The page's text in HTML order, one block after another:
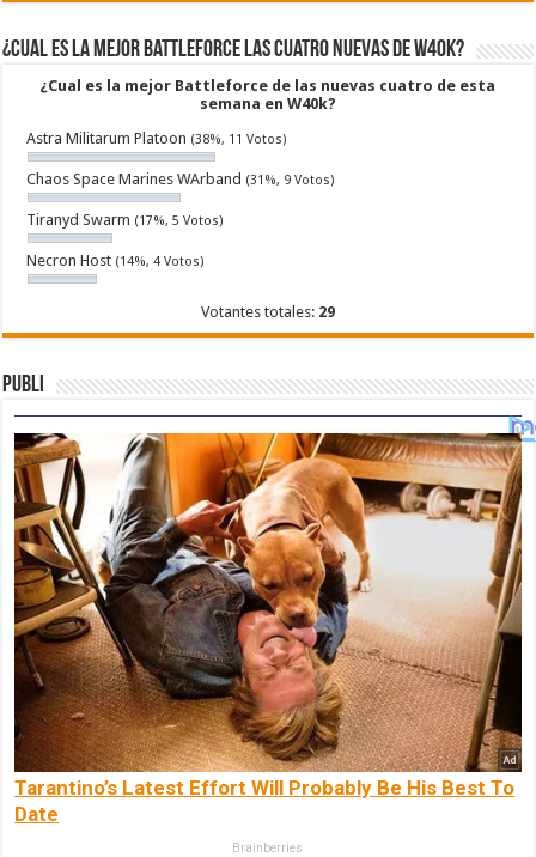
¿Cual es la mejor Battleforce las cuatro nuevas de W40k?
¿Cual es la mejor Battleforce de las nuevas cuatro de esta
semana en W40k?
Astra Militarum Platoon (38%, 11 Votos)
Chaos Space Marines WArband (31%, 9 Votos)
Tiranyd Swarm (17%, 5 Votos)
Necron Host (14%, 4 Votos)
Votantes totales: 29
Publi
Tarantino’s Latest Effort Will Probably Be His Best To
Date
Brainberries